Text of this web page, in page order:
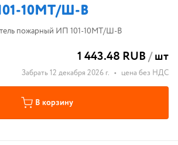
10МТ/Ш-B
пожарный ИП 101-10МТ/Ш-B
1 443.48 RUB/шт
Забрать 12 декабря 2026 г. • цена без НДС
В корзину